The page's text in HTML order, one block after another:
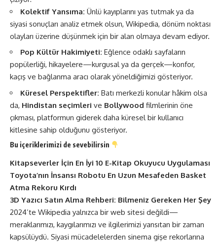
Kolektif Yansıma: Ünlü kayıplarını yas tutmak ya da
siyasi sonuçları analiz etmek olsun, Wikipedia, dönüm noktası
olayları üzerine düşünmek için bir alan olmaya devam ediyor.
Pop Kültür Hakimiyeti: Eğlence odaklı sayfaların
popülerliği, hikayelere—kurgusal ya da gerçek—konfor,
kaçış ve bağlanma aracı olarak yöneldiğimizi gösteriyor.
Küresel Perspektifler: Batı merkezli konular hâkim olsa
da, Hindistan seçimleri ve Bollywood filmlerinin öne
çıkması, platformun giderek daha küresel bir kullanıcı
kitlesine sahip olduğunu gösteriyor​​.
Bu içeriklerimizi de sevebilirsin
Kitapseverler İçin En İyi 10 E-Kitap Okuyucu Uygulaması
Toyota’nın İnsansı Robotu En Uzun Mesafeden Basket
Atma Rekoru Kırdı
3D Yazıcı Satın Alma Rehberi: Bilmeniz Gereken Her Şey
2024’te Wikipedia yalnızca bir web sitesi değildi—
meraklarımızı, kaygılarımızı ve ilgilerimizi yansıtan bir zaman
kapsülüydü. Siyasi mücadelelerden sinema gişe rekorlarına